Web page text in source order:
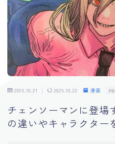
漫画
映画
ゲーム
IT
2025.10.21 2025.10.22 漫画 PR
チェンソーマンに登場
の違いやキャラクター